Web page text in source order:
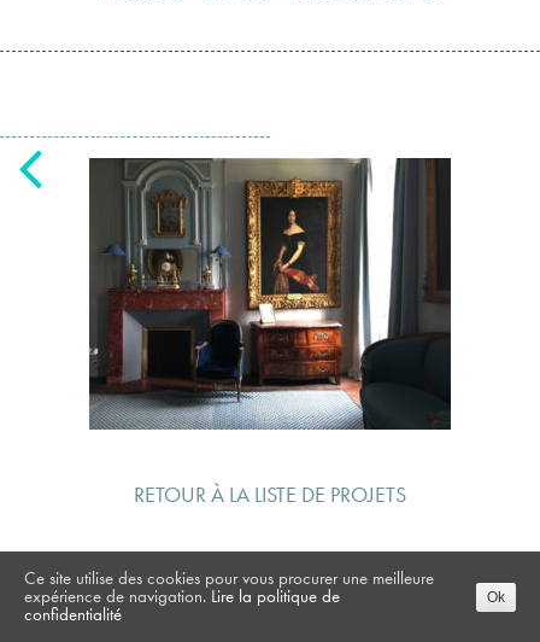
RETOUR À LA LISTE DE PROJETS
Ce site utilise des cookies pour vous procurer une meilleure
expérience de navigation. Lire la politique de
confidentialité
Ok